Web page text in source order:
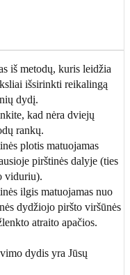
iš metodų, kuris leidžia
išsirinkti reikalingą
dydį.
kad nėra dviejų
rankų.
plotis matuojamas
pirštinės dalyje (ties
viduriu).
ilgis matuojamas nuo
dydžiojo piršto viršūnės
atraito apačios.
dydis yra Jūsų